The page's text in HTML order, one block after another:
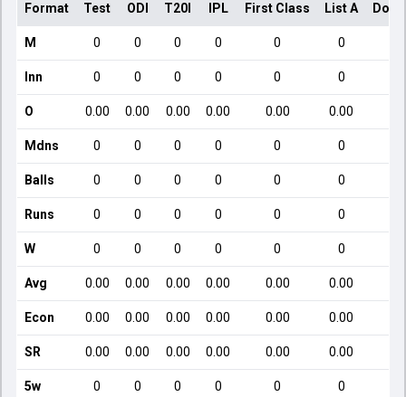
Format Test ODI T20I IPL First Class List A
M 0 0 0 0 0 0
Inn 0 0 0 0 0 0
O 0.00 0.00 0.00 0.00 0.00 0.00
Mdns 0 0 0 0 0 0
Balls 0 0 0 0 0 0
Runs 0 0 0 0 0 0
W 0 0 0 0 0 0
Avg 0.00 0.00 0.00 0.00 0.00 0.00
Econ 0.00 0.00 0.00 0.00 0.00 0.00
SR 0.00 0.00 0.00 0.00 0.00 0.00
5w 0 0 0 0 0 0